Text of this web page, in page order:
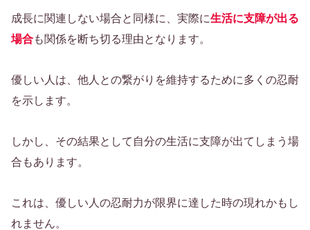
成長に関連しない場合と同様に、実際に生活に支障が出る
場合も関係を断ち切る理由となります。
優しい人は、他人との繋がりを維持するために多くの忍耐
を示します。
しかし、その結果として自分の生活に支障が出てしまう場
合もあります。
これは、優しい人の忍耐力が限界に達した時の現れかもし
れません。